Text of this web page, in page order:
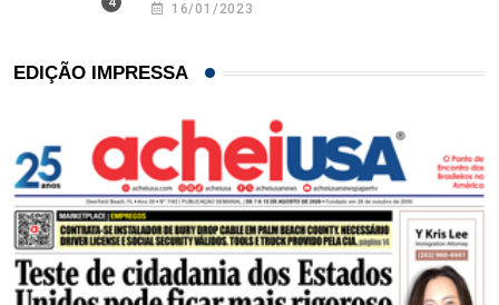
16/01/2023
EDIÇÃO IMPRESSA